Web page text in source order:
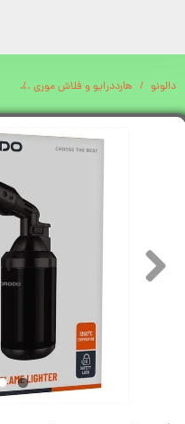
دالونو هارددرایو و فلاش موری